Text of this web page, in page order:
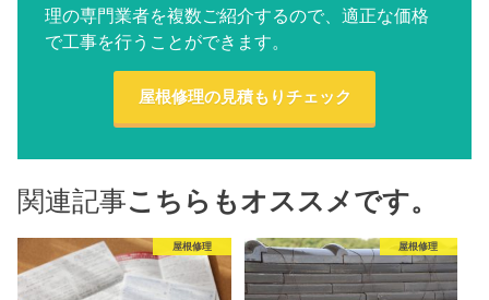
理の専門業者を複数ご紹介するので、適正な価格
で工事を行うことができます。
屋根修理の見積もりチェック
関連記事こちらもオススメです。
屋根修理 屋根修理